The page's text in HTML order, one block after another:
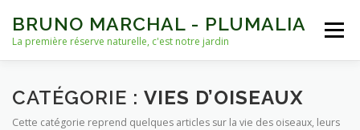
contenu
BRUNO MARCHAL - PLUMALIA
La première réserve naturelle, c'est notre jardin
Menu
ACCUEIL VIES D’OISEAUX AUTRES VIES
CATÉGORIE : VIES D’OISEAUX
Cette catégorie reprend quelques articles sur la vie des oiseaux, leurs